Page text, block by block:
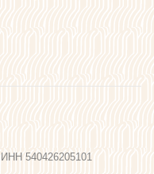
540426205101